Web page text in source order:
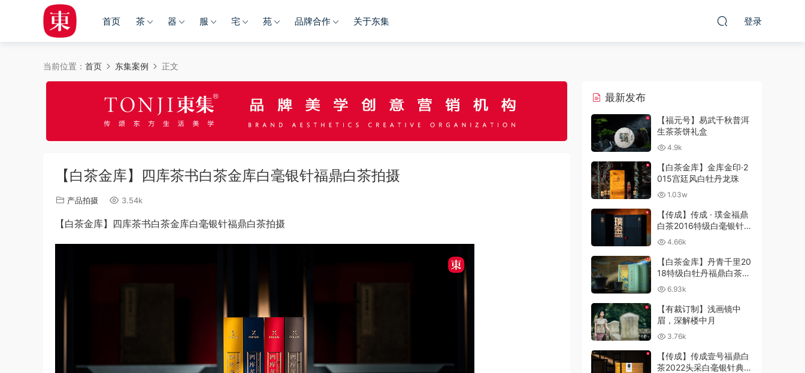
首页 茶 器 服 宅 苑 品牌合作 关于东集 登录
当前位置： 首页 东集案例 正文
【白茶金库】四库茶书白茶金库白毫银针福鼎白茶拍摄
产品拍摄 3.54k
【白茶金库】四库茶书白茶金库白毫银针福鼎白茶拍摄
最新发布
【福元号】易武千秋普洱
生茶茶饼礼盒
4.9k
【白茶金库】金库金印·2
015宫廷风白牡丹龙珠
1.03w
【传成】传成 · 璞金福鼎
白茶2016特级白毫银针产
品拍摄
4.66k
【白茶金库】丹青千里20
18特级白牡丹福鼎白茶产
品拍摄
6.93k
【有裁订制】浅画镜中
眉，深解楼中月
3.76k
【传成】传成壹号福鼎白
茶2022头采白毫银针典藏